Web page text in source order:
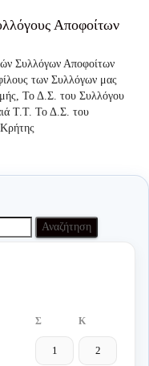
Αποφοίτων
Συλλόγων Αποφοίτων
των Συλλόγων μας
Το Δ.Σ. του Συλλόγου
Τ.Τ. Το Δ.Σ. του
Σ Κ
1 2